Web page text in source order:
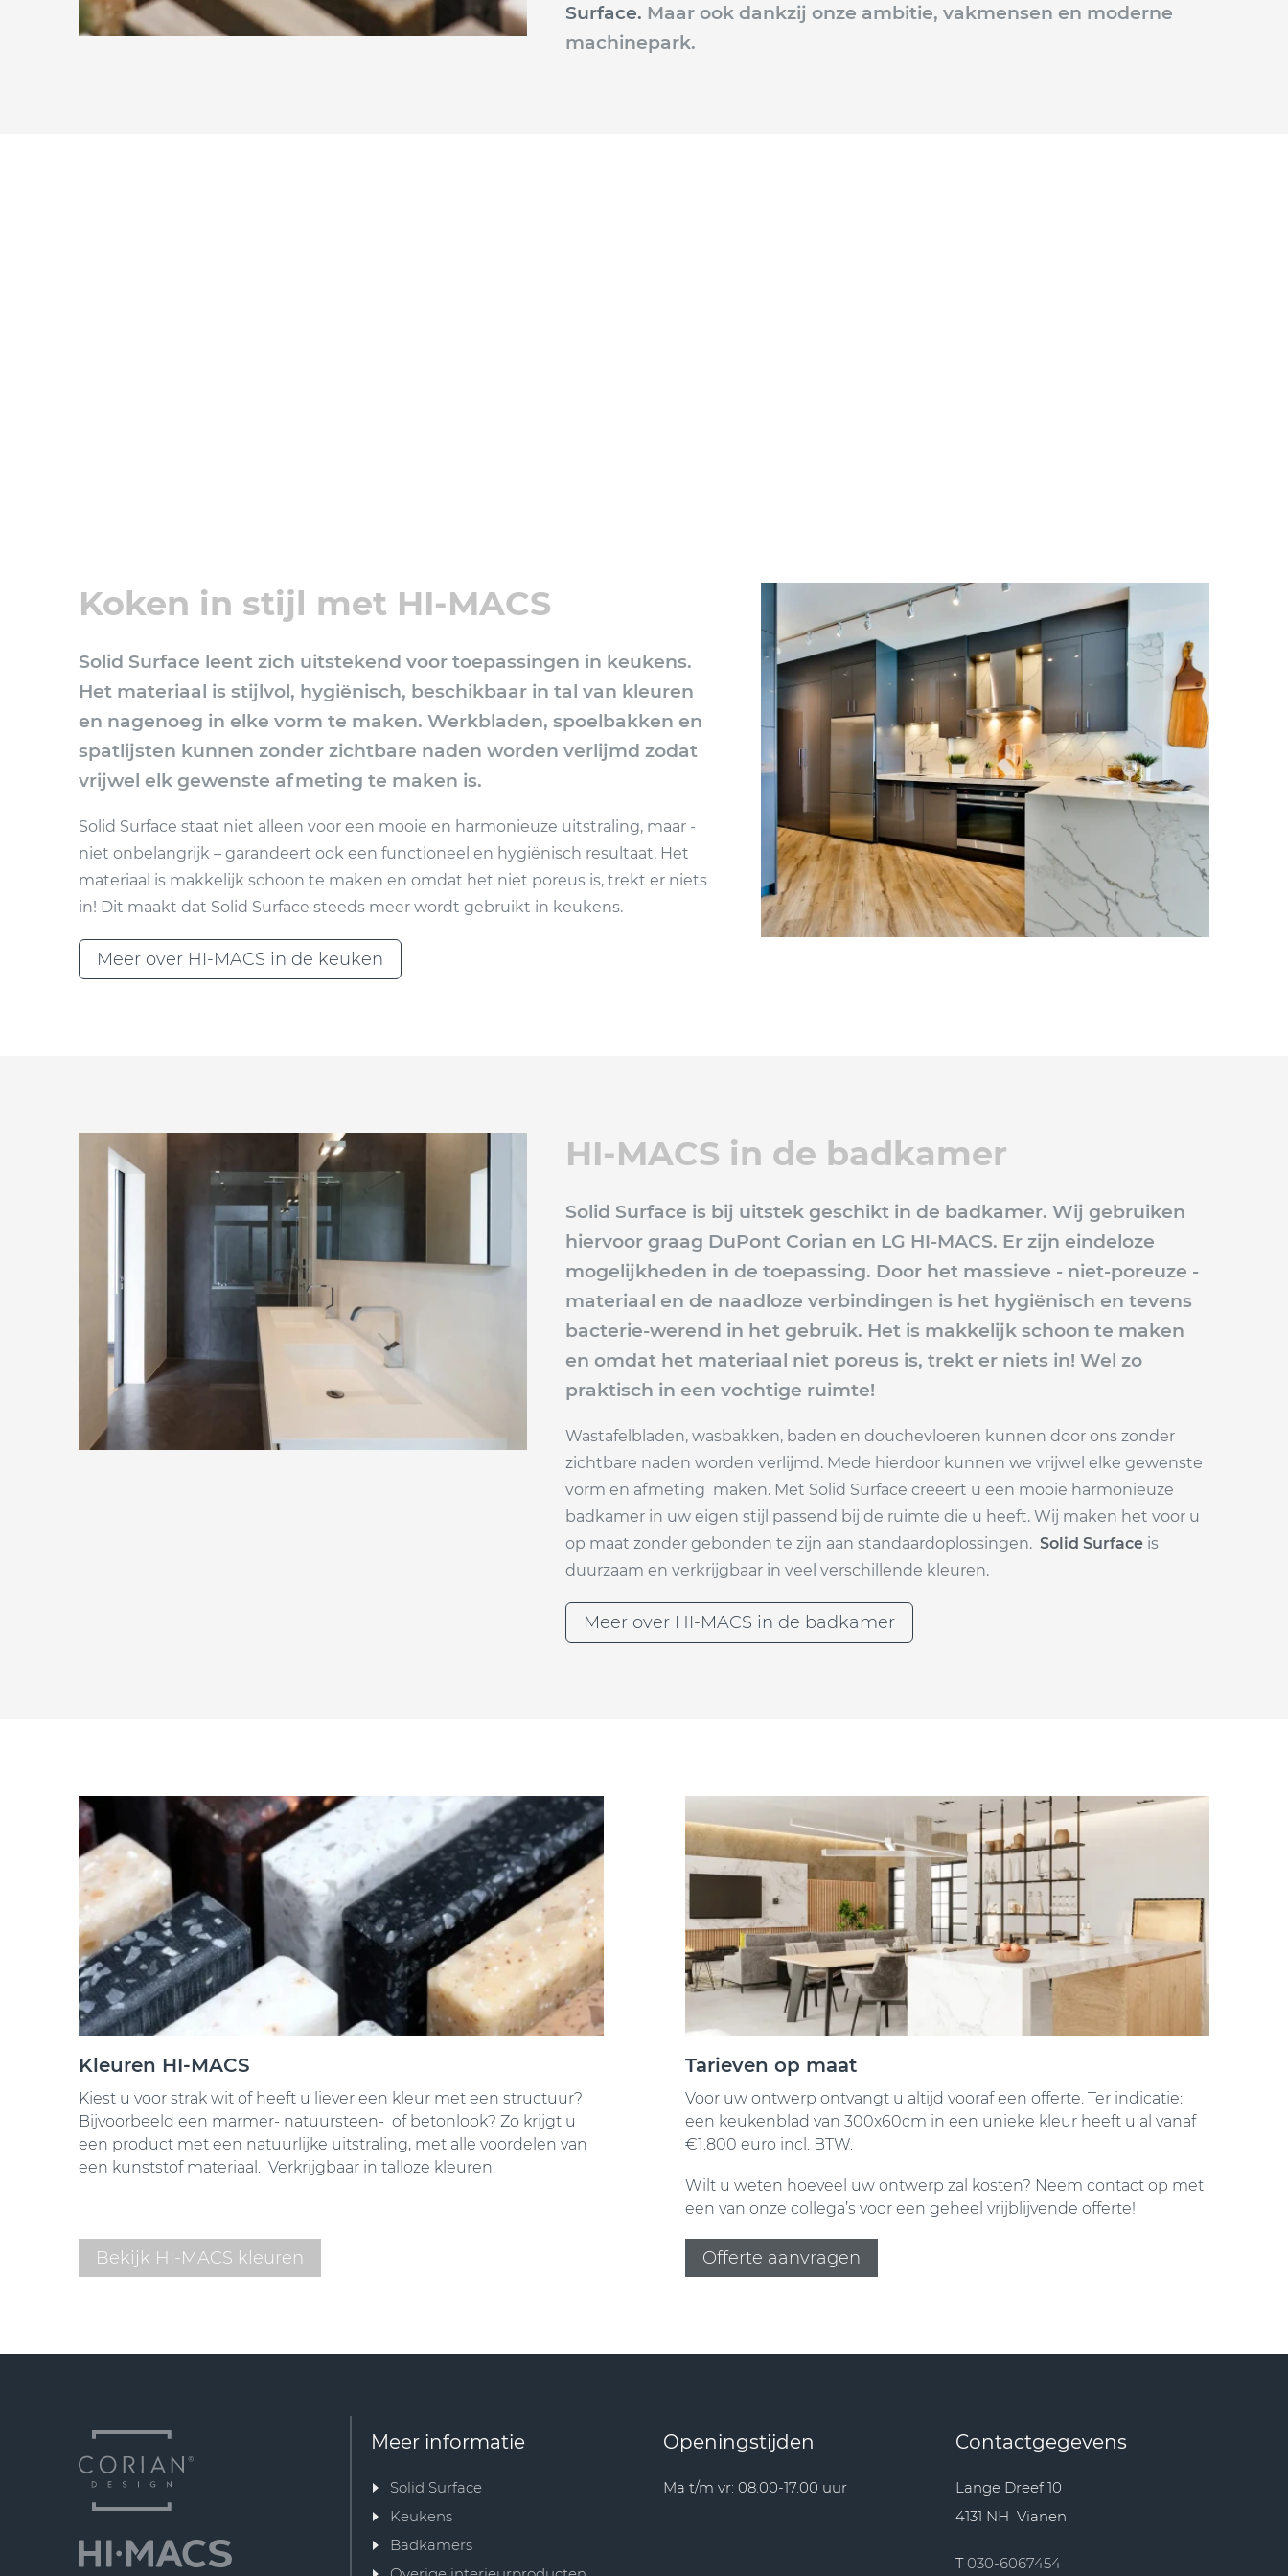
Surface. Maar ook dankzij onze ambitie, vakmensen en moderne
machinepark.
Koken in stijl met HI-MACS
Solid Surface leent zich uitstekend voor toepassingen in keukens.
Het materiaal is stijlvol, hygiënisch, beschikbaar in tal van kleuren
en nagenoeg in elke vorm te maken. Werkbladen, spoelbakken en
spatlijsten kunnen zonder zichtbare naden worden verlijmd zodat
vrijwel elk gewenste afmeting te maken is.
Solid Surface staat niet alleen voor een mooie en harmonieuze uitstraling, maar -
niet onbelangrijk – garandeert ook een functioneel en hygiënisch resultaat. Het
materiaal is makkelijk schoon te maken en omdat het niet poreus is, trekt er niets
in! Dit maakt dat Solid Surface steeds meer wordt gebruikt in keukens.
Meer over HI-MACS in de keuken
HI-MACS in de badkamer
Solid Surface is bij uitstek geschikt in de badkamer. Wij gebruiken
hiervoor graag DuPont Corian en LG HI-MACS. Er zijn eindeloze
mogelijkheden in de toepassing. Door het massieve - niet-poreuze -
materiaal en de naadloze verbindingen is het hygiënisch en tevens
bacterie-werend in het gebruik. Het is makkelijk schoon te maken
en omdat het materiaal niet poreus is, trekt er niets in! Wel zo
praktisch in een vochtige ruimte!
Wastafelbladen, wasbakken, baden en douchevloeren kunnen door ons zonder
zichtbare naden worden verlijmd. Mede hierdoor kunnen we vrijwel elke gewenste
vorm en afmeting maken. Met Solid Surface creëert u een mooie harmonieuze
badkamer in uw eigen stijl passend bij de ruimte die u heeft. Wij maken het voor u
op maat zonder gebonden te zijn aan standaardoplossingen.Solid Surface is
duurzaam en verkrijgbaar in veel verschillende kleuren.
Meer over HI-MACS in de badkamer
Kleuren HI-MACS
Kiest u voor strak wit of heeft u liever een kleur met een structuur?
Bijvoorbeeld een marmer- natuursteen- of betonlook? Zo krijgt u
een product met een natuurlijke uitstraling, met alle voordelen van
een kunststof materiaal. Verkrijgbaar in talloze kleuren.
Bekijk HI-MACS kleuren
Tarieven op maat
Voor uw ontwerp ontvangt u altijd vooraf een offerte. Ter indicatie:
een keukenblad van 300x60cm in een unieke kleur heeft u al vanaf
€1.800 euro incl. BTW.
Wilt u weten hoeveel uw ontwerp zal kosten? Neem contact op met
een van onze collega’s voor een geheel vrijblijvende offerte!
Offerte aanvragen
Meer informatie
Solid Surface
Keukens
Badkamers
Openingstijden
Ma t/m vr: 08.00-17.00 uur
Contactgegevens
Lange Dreef 10
4131 NH Vianen
T030-6067454